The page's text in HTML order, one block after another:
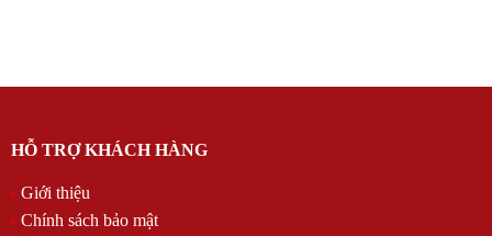
HỖ TRỢ KHÁCH HÀNG
Giới thiệu
Chính sách bảo mật